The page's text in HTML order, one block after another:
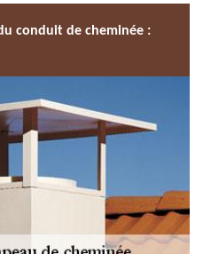
conduit de cheminée :